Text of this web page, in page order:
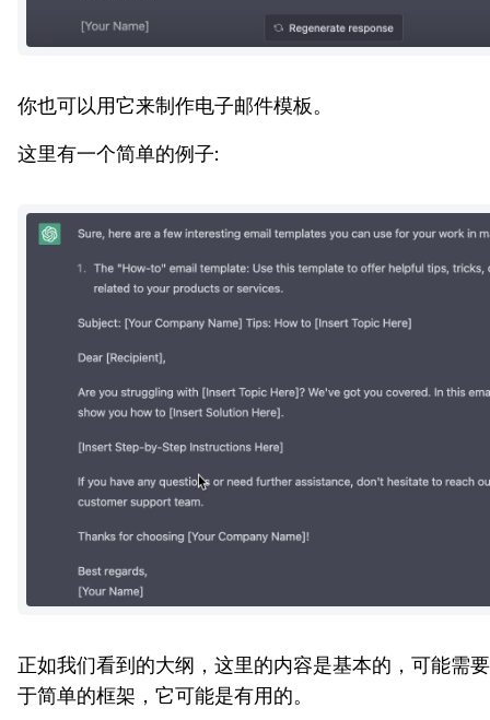
你也可以用它来制作电子邮件模板。
这里有一个简单的例子:
正如我们看到的大纲，这里的内容是基本的，可能需
于简单的框架，它可能是有用的。